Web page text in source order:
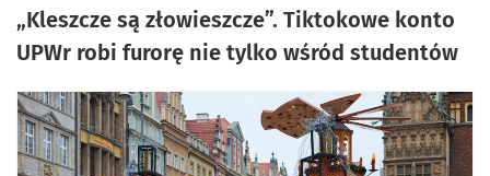
„Kleszcze są złowieszcze”. Tiktokowe konto
UPWr robi furorę nie tylko wśród studentów